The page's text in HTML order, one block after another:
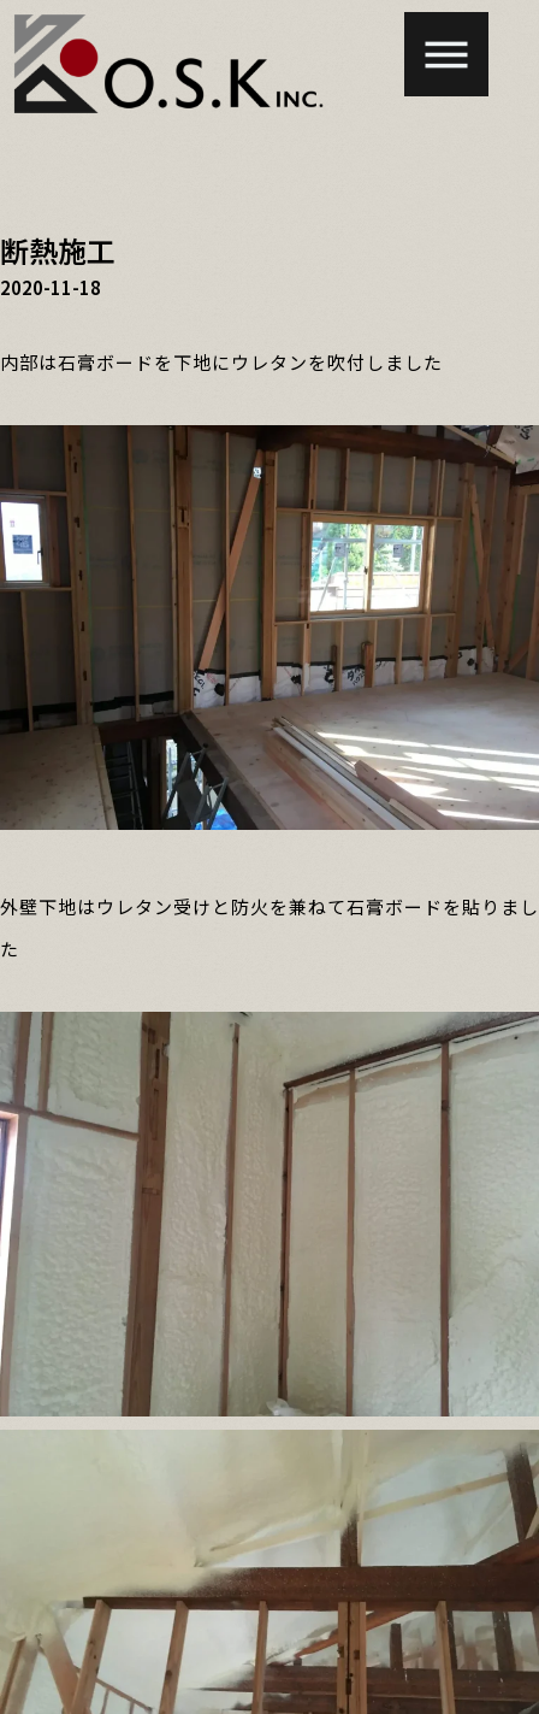
断熱施工
2020-11-18
内部は石膏ボードを下地にウレタンを吹付しました
外壁下地はウレタン受けと防火を兼ねて石膏ボードを貼りまし
た